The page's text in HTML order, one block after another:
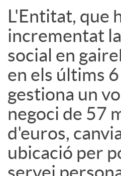
s
L'Entitat, que
incrementat
social en
en els últims
gestiona un
negoci de 57
d'euros,
ubicació per